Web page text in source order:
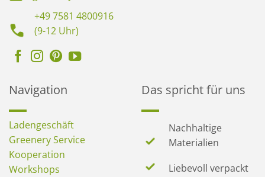
+49 7581 4800916
(9-12 Uhr)
Navigation
Ladengeschäft
Greenery Service
Kooperation
Workshops
Das spricht für uns
Nachhaltige
Materialien
Liebevoll verpackt